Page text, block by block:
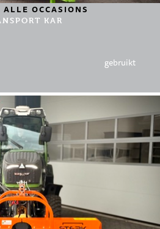
OCCASIONS
KAR
gebruikt